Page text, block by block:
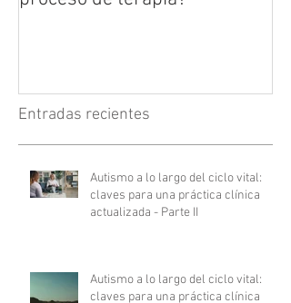
Entradas recientes
Autismo a lo largo del ciclo vital:
claves para una práctica clínica
actualizada - Parte II
Autismo a lo largo del ciclo vital:
claves para una práctica clínica